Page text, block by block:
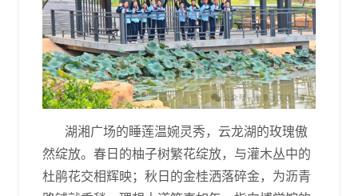
湖湘广场的睡莲温婉灵秀，云龙湖的玫瑰傲
然绽放。春日的柚子树繁花绽放，与灌木丛中的
杜鹃花交相辉映；秋日的金桂洒落碎金，为沥青